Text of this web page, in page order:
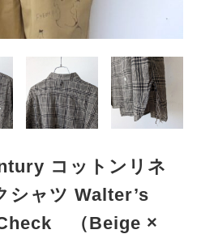
コットンリネ
シャツ Walter’s
（Beige ×